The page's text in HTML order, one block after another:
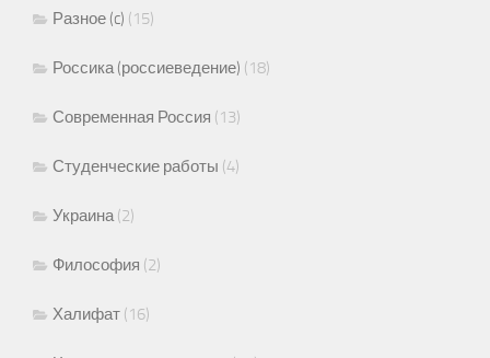
Разное (c) (15)
Россика (россиеведение) (18)
Современная Россия (13)
Студенческие работы (4)
Украина(2)
Философия (2)
Халифат (16)